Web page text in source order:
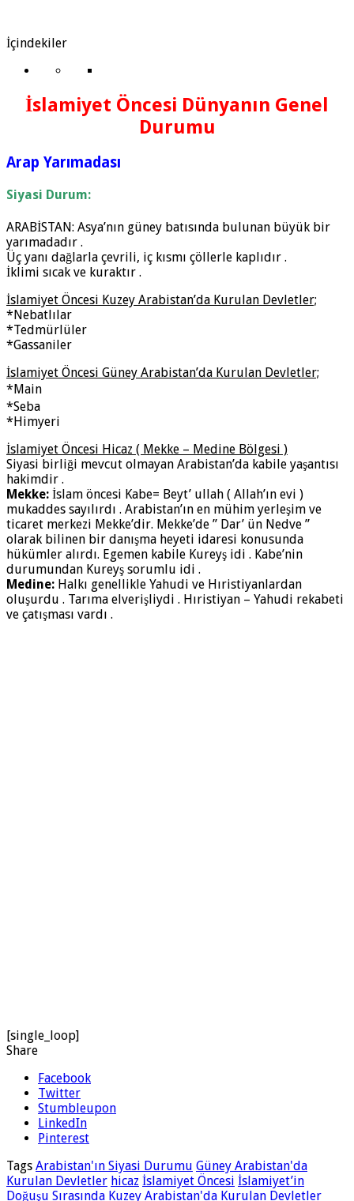
İçindekiler
İslamiyet Öncesi Dünyanın Genel
Durumu
Arap Yarımadası
Siyasi Durum:
ARABİSTAN: Asya’nın güney batısında bulunan büyük bir
yarımadadır .
Üç yanı dağlarla çevrili, iç kısmı çöllerle kaplıdır .
İklimi sıcak ve kuraktır .
İslamiyet Öncesi Kuzey Arabistan’da Kurulan Devletler;
*Nebatlılar
*Tedmürlüler
*Gassaniler
İslamiyet Öncesi Güney Arabistan’da Kurulan Devletler;
*Main
*Seba
*Himyeri
İslamiyet Öncesi Hicaz ( Mekke – Medine Bölgesi )
Siyasi birliği mevcut olmayan Arabistan’da kabile yaşantısı
hakimdir .
Mekke: İslam öncesi Kabe= Beyt’ ullah ( Allah’ın evi )
mukaddes sayılırdı . Arabistan’ın en mühim yerleşim ve
ticaret merkezi Mekke’dir. Mekke’de ” Dar’ ün Nedve ”
olarak bilinen bir danışma heyeti idaresi konusunda
hükümler alırdı. Egemen kabile Kureyş idi . Kabe’nin
durumundan Kureyş sorumlu idi .
Medine: Halkı genellikle Yahudi ve Hıristiyanlardan
oluşurdu . Tarıma elverişliydi . Hıristiyan – Yahudi rekabeti
ve çatışması vardı .
[single_loop]
Share
Facebook
Twitter
Stumbleupon
LinkedIn
Pinterest
Tags Arabistan'ın Siyasi Durumu Güney Arabistan'da
Kurulan Devletler hicaz İslamiyet Öncesi İslamiyet’in
Doğuşu Sırasında Kuzey Arabistan'da Kurulan Devletler